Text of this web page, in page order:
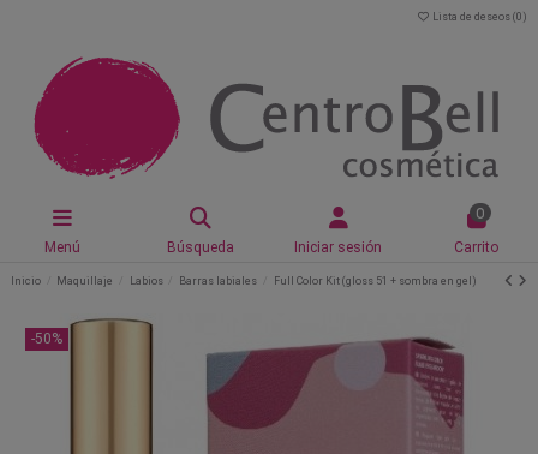
Lista de deseos (0 )
Menú Búsqueda Iniciar sesión
0
Carrito
Inicio Maquillaje Labios Barras labiales Full Color Kit (gloss 51 + sombra en gel)
-50%